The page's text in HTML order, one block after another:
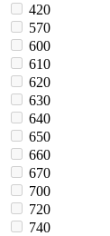
420
570
600
610
620
630
640
650
660
670
700
720
740